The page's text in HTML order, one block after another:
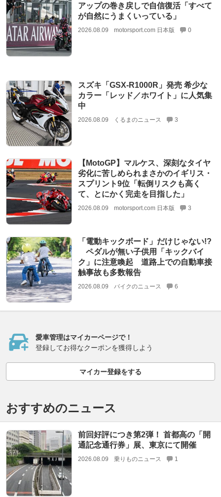
アップの巻き戻しで自信復活「すべて
が自然にうまくいっている」
2026.08.09 motorsport.com 日本版 0
スズキ「GSX-R1000R」発売 希少な
カラー「レッド／ホワイト」に人気集
中
2026.08.09 くるまのニュース 3
【MotoGP】マルケス、深刻なタイヤ
劣化に苦しめられまさかのイギリス・
スプリント9位「転倒リスクも高く
て、とにかく完走を目指した」
2026.08.09 motorsport.com 日本版 3
「電動キックボード」だけじゃない!?
ペダルが無い子供用「キックバイ
ク」に注意喚起 道路上での自動車接
触事故も多数報告
2026.08.09 バイクのニュース 6
愛車管理はマイカーページで！
登録してお得なクーポンを獲得しよう
マイカー登録をする
おすすめのニュース
前回好評につき第2弾！ 首都高の「開
通記念通行券」展、東京にて開催
2026.08.09 乗りものニュース 1